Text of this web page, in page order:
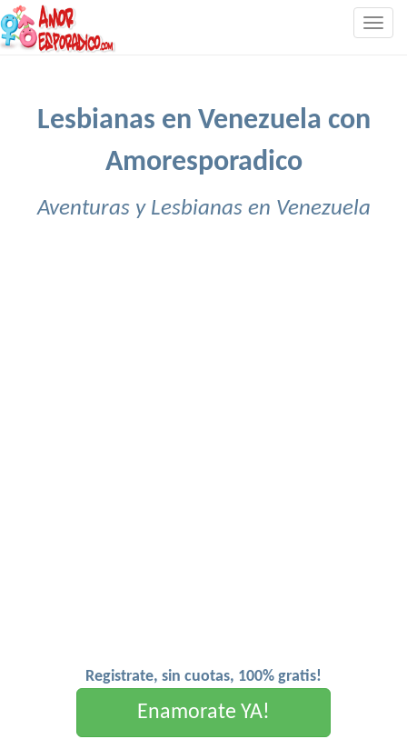
Lesbianas en Venezuela con
Amoresporadico
Aventuras y Lesbianas en Venezuela
Registrate, sin cuotas, 100% gratis!
Enamorate YA!